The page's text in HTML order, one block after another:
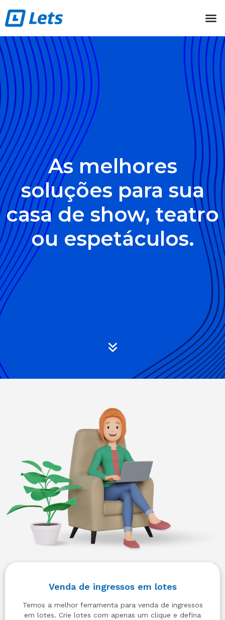
As melhores
soluções para sua
casa de show, teatro
ou espetáculos.
Venda de ingressos em lotes
Temos a melhor ferramenta para venda de ingressos
em lotes. Crie lotes com apenas um clique e defina